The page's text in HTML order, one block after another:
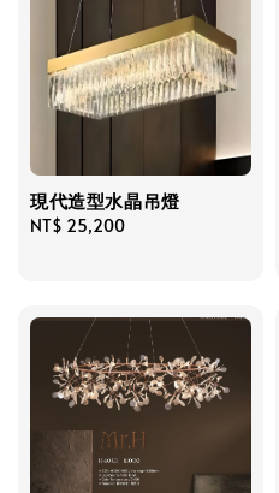
現代造型水晶吊燈
Regular
NT$ 25,200